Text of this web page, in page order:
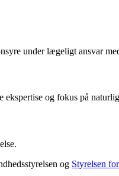
under lægeligt ansvar
og fokus på
og Styrelsen